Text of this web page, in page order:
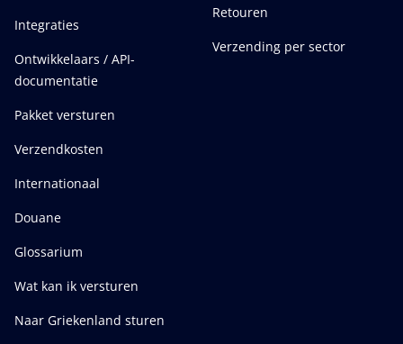
Integraties
Ontwikkelaars / API-
documentatie
Pakket versturen
Verzendkosten
Internationaal
Douane
Glossarium
Wat kan ik versturen
Naar Griekenland sturen
Retouren
Verzending per sector